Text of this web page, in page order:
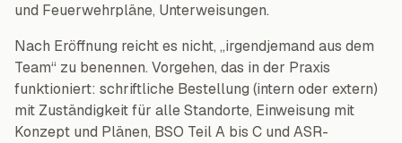
und Feuerwehrpläne, Unterweisungen.
Nach Eröffnung reicht es nicht, „irgendjemand aus dem
Team“ zu benennen. Vorgehen, das in der Praxis
funktioniert: schriftliche Bestellung (intern oder extern)
mit Zuständigkeit für alle Standorte, Einweisung mit
Konzept und Plänen, BSO Teil A bis C und ASR-